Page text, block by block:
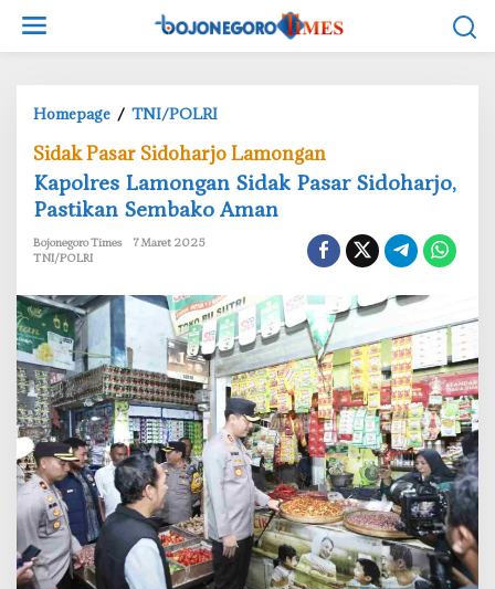
w
Homepage / TNI/POLRI
p
o
l
L
a
m
o
n
g
a
n
S
i
d
Sidak Pasar Sidoharjo Lamongan
Kapolres Lamongan Sidak Pasar Sidoharjo,
Pastikan Sembako Aman
Bojonegoro Times
7 Maret 2025
TNI/POLRI